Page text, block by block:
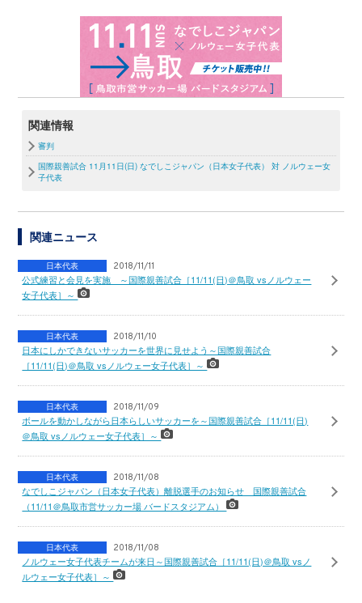
関連情報
審判
国際親善試合 11月11日(日) なでしこジャパン（日本女子代表） 対 ノルウェー女
子代表
関連ニュース
日本代表 2018/11/11
公式練習と会見を実施 ～国際親善試合［11/11(日)＠鳥取 vsノルウェー
女子代表］～
日本代表 2018/11/10
日本にしかできないサッカーを世界に見せよう～国際親善試合
［11/11(日)＠鳥取 vsノルウェー女子代表］～
日本代表 2018/11/09
ボールを動かしながら日本らしいサッカーを～国際親善試合［11/11(日)
＠鳥取 vsノルウェー女子代表］～
日本代表 2018/11/08
なでしこジャパン（日本女子代表）離脱選手のお知らせ 国際親善試合
（11/11＠鳥取市営サッカー場 バードスタジアム）
日本代表 2018/11/08
ノルウェー女子代表チームが来日～国際親善試合［11/11(日)＠鳥取 vsノ
ルウェー女子代表］～